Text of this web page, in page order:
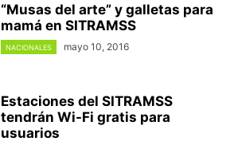
“Musas del arte” y galletas para
mamá en SITRAMSS
NACIONALES mayo 10, 2016
Estaciones del SITRAMSS
tendrán Wi-Fi gratis para
usuarios